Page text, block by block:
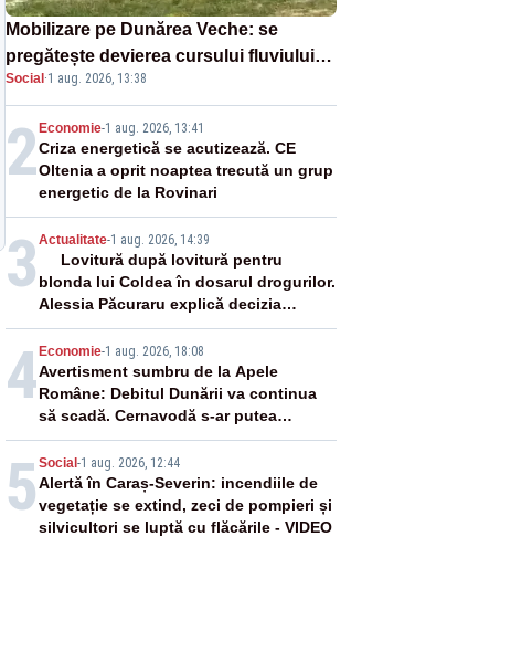
Mobilizare pe Dunărea Veche: se
pregătește devierea cursului fluviului
către Cernavodă – VIDEO
Social ·1 aug. 2026, 13:38
2 Economie-1 aug. 2026, 13:41
Criza energetică se acutizează. CE
Oltenia a oprit noaptea trecută un grup
energetic de la Rovinari
3 Actualitate-1 aug. 2026, 14:39
Lovitură după lovitură pentru
blonda lui Coldea în dosarul drogurilor.
Alessia Păcuraru explică decizia
magistraților
4 Economie-1 aug. 2026, 18:08
Avertisment sumbru de la Apele
Române: Debitul Dunării va continua
să scadă. Cernavodă s-ar putea
închide în 4 zile
5 Social -1 aug. 2026, 12:44
Alertă în Caraș-Severin: incendiile de
vegetație se extind, zeci de pompieri și
silvicultori se luptă cu flăcările - VIDEO